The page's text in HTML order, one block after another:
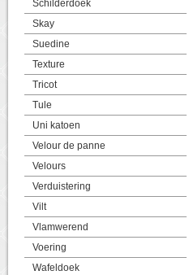
Schilderdoek
Skay
Suedine
Texture
Tricot
Tule
Uni katoen
Velour de panne
Velours
Verduistering
Vilt
Vlamwerend
Voering
Wafeldoek